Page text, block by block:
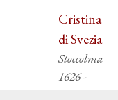
Cristina
di Svezia
Stoccolma
1626 -